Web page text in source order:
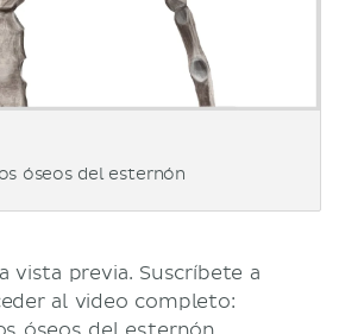
óseos del esternón
vista previa. Suscríbete a
al video completo: